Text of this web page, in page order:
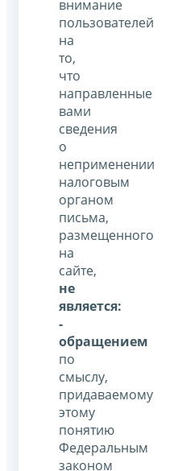
внимание
пользователей
на
то,
что
направленные
вами
сведения
о
неприменении
налоговым
органом
письма,
размещенного
на
сайте,
не
является:
-
обращением
по
смыслу,
придаваемому
этому
понятию
Федеральным
законом